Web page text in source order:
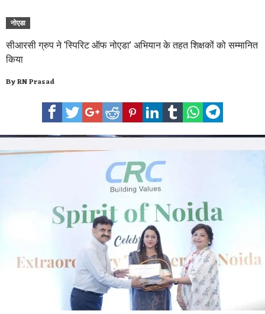
नोएडा
सीआरसी ग्रुप ने ‘स्पिरिट ऑफ नोएडा’ अभियान के तहत शिक्षकों को सम्मानित
किया
ByRN Prasad